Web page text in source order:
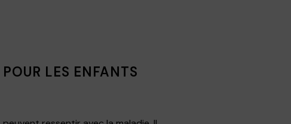
LES ENFANTS